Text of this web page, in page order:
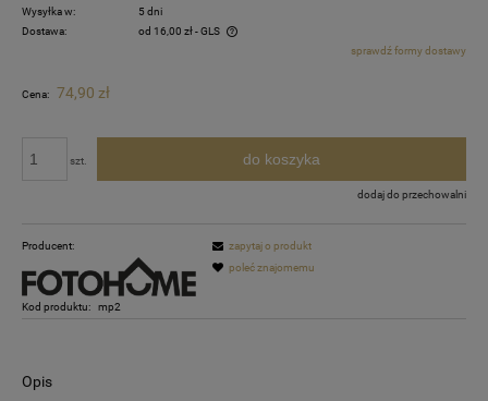
Wysyłka w:
5 dni
Dostawa:
od 16,00 zł- GLS
Cena nie zawiera ewentualnych kosztów płatnościsprawdź formy dostawy
Cena: 74,90 zł
szt. do koszyka
dodaj do przechowalni
Producent:
Kod produktu: mp2
zapytaj o produkt
poleć znajomemu
Opis